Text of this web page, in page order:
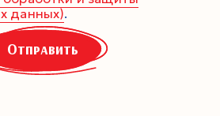
данных).
Отправить